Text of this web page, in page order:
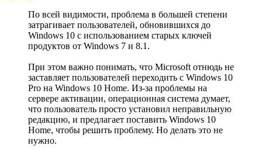
По всей видимости, проблема в большей степени
затрагивает пользователей, обновившихся до
Windows 10 с использованием старых ключей
продуктов от Windows 7 и 8.1.
При этом важно понимать, что Microsoft отнюдь не
заставляет пользователей переходить с Windows 10
Pro на Windows 10 Home. Из-за проблемы на
сервере активации, операционная система думает,
что пользователь просто установил неправильную
редакцию, и предлагает поставить Windows 10
Home, чтобы решить проблему. Но делать это не
нужно.